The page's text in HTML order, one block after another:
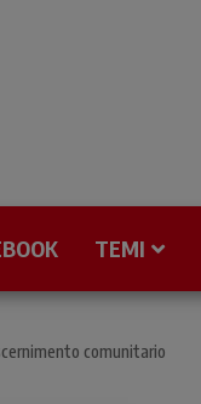
TEMI
comunitario